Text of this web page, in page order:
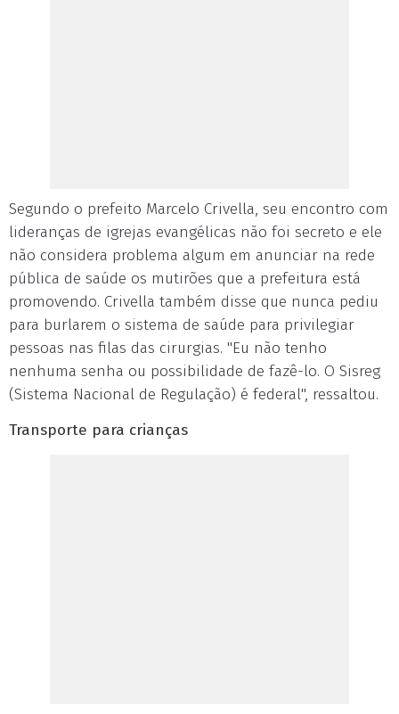
Segundo o prefeito Marcelo Crivella, seu encontro com
lideranças de igrejas evangélicas não foi secreto e ele
não considera problema algum em anunciar na rede
pública de saúde os mutirões que a prefeitura está
promovendo. Crivella também disse que nunca pediu
para burlarem o sistema de saúde para privilegiar
pessoas nas filas das cirurgias. "Eu não tenho
nenhuma senha ou possibilidade de fazê-lo. O Sisreg
(Sistema Nacional de Regulação) é federal", ressaltou.
Transporte para crianças